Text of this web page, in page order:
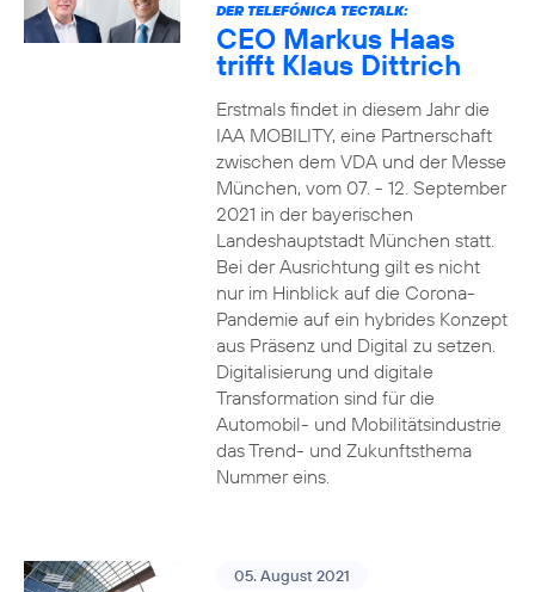
DER TELEFÓNICA TECTALK:
CEO Markus Haas
trifft Klaus Dittrich
Erstmals findet in diesem Jahr die
IAA MOBILITY, eine Partnerschaft
zwischen dem VDA und der Messe
München, vom 07. - 12. September
2021 in der bayerischen
Landeshauptstadt München statt.
Bei der Ausrichtung gilt es nicht
nur im Hinblick auf die Corona-
Pandemie auf ein hybrides Konzept
aus Präsenz und Digital zu setzen.
Digitalisierung und digitale
Transformation sind für die
Automobil- und Mobilitätsindustrie
das Trend- und Zukunftsthema
Nummer eins.
05. August 2021